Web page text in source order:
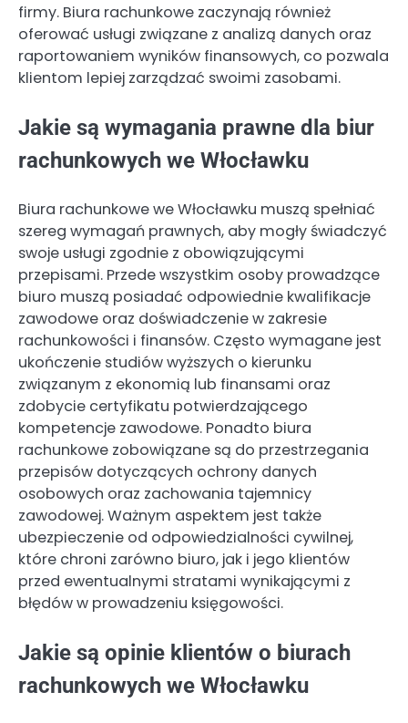
firmy. Biura rachunkowe zaczynają również
oferować usługi związane z analizą danych oraz
raportowaniem wyników finansowych, co pozwala
klientom lepiej zarządzać swoimi zasobami.
Jakie są wymagania prawne dla biur
rachunkowych we Włocławku
Biura rachunkowe we Włocławku muszą spełniać
szereg wymagań prawnych, aby mogły świadczyć
swoje usługi zgodnie z obowiązującymi
przepisami. Przede wszystkim osoby prowadzące
biuro muszą posiadać odpowiednie kwalifikacje
zawodowe oraz doświadczenie w zakresie
rachunkowości i finansów. Często wymagane jest
ukończenie studiów wyższych o kierunku
związanym z ekonomią lub finansami oraz
zdobycie certyfikatu potwierdzającego
kompetencje zawodowe. Ponadto biura
rachunkowe zobowiązane są do przestrzegania
przepisów dotyczących ochrony danych
osobowych oraz zachowania tajemnicy
zawodowej. Ważnym aspektem jest także
ubezpieczenie od odpowiedzialności cywilnej,
które chroni zarówno biuro, jak i jego klientów
przed ewentualnymi stratami wynikającymi z
błędów w prowadzeniu księgowości.
Jakie są opinie klientów o biurach
rachunkowych we Włocławku